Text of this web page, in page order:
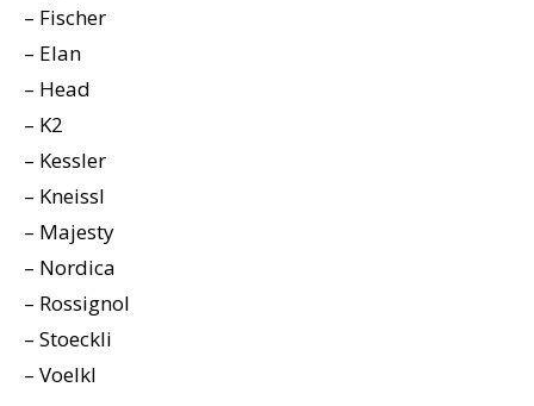
– Fischer
– Elan
– Head
– K2
– Kessler
– Kneissl
– Majesty
– Nordica
– Rossignol
– Stoeckli
– Voelkl